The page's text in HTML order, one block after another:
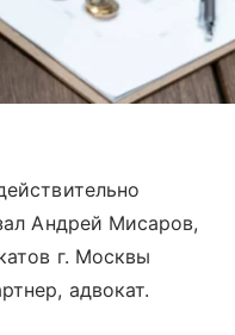
Андрей Мисаров,
г. Москвы
адвокат.